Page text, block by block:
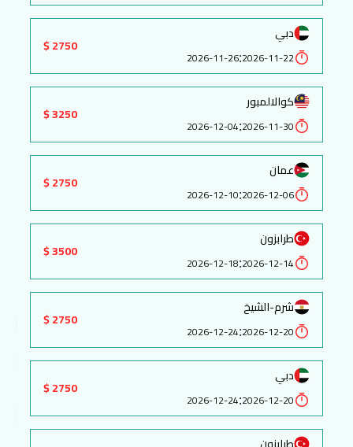
دبي
2026-11-22
:
2026-11-26
2750 $
كوالالمبور
2026-11-30
:
2026-12-04
3250 $
عمان
2026-12-06
:
2026-12-10
2750 $
طرابزون
2026-12-14
:
2026-12-18
3500 $
شرم-الشيخ
2026-12-20
:
2026-12-24
2750 $
دبي
2026-12-20
:
2026-12-24
2750 $